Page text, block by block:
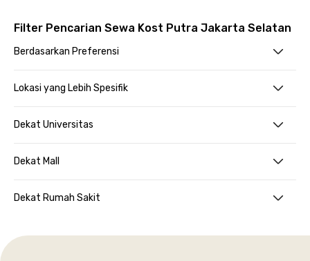
Filter Pencarian Sewa Kost Putra Jakarta Selatan
Berdasarkan Preferensi
Lokasi yang Lebih Spesifik
Dekat Universitas
Dekat Mall
Dekat Rumah Sakit